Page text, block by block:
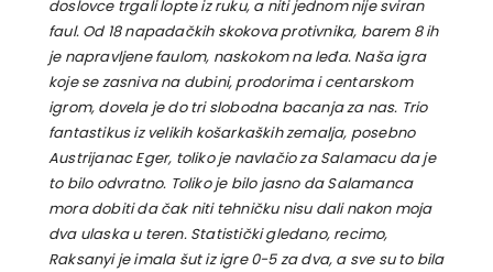
doslovce trgali lopte iz ruku, a niti jednom nije sviran
faul. Od 18 napadačkih skokova protivnika, barem 8 ih
je napravljene faulom, naskokom na leđa. Naša igra
koje se zasniva na dubini, prodorima i centarskom
igrom, dovela je do tri slobodna bacanja za nas. Trio
fantastikus iz velikih košarkaških zemalja, posebno
Austrijanac Eger, toliko je navlačio za Salamacu da je
to bilo odvratno. Toliko je bilo jasno da Salamanca
mora dobiti da čak niti tehničku nisu dali nakon moja
dva ulaska u teren. Statistički gledano, recimo,
Raksanyi je imala šut iz igre 0-5 za dva, a sve su to bila